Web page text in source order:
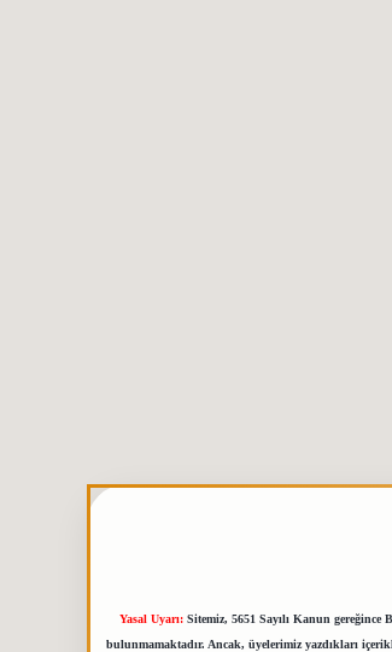
Yasal Uyarı: Sitemiz, 5651 Sayılı Kanun
bulunmamaktadır. Ancak, üyelerimiz yazdıkları